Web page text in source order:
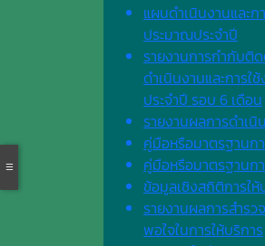
แผนดำเนินงานและก
ประมาณประจำปี
รายงานการกำกับติ
ดำเนินงานและการใ
ประจำปี รอบ 6 เดือน
รายงานผลการดำเนิ
คู่มือหรือมาตรฐานก
คู่มือหรือมาตรฐานก
ข้อมูลเชิงสถิติการให้
รายงานผลการสำร
พอใจในการให้บริการ